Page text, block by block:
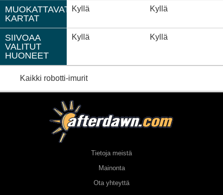
MUOKATTAVAT
KARTAT
Kyllä Kyllä
SIIVOAA
VALITUT
HUONEET
Kyllä Kyllä
Kaikki robotti-imurit
Tietoja meistä
Mainonta
Ota yhteyttä